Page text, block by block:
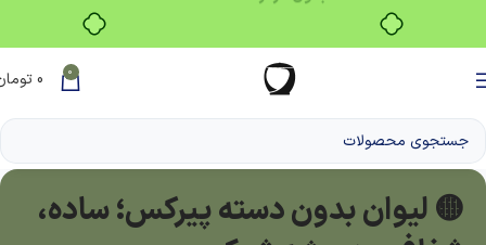
0
0
🟡 لیوان بدون دسته پیرکس؛ ساده،